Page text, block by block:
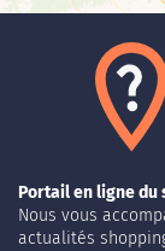
Portail en ligne du
Nous vous
actualités